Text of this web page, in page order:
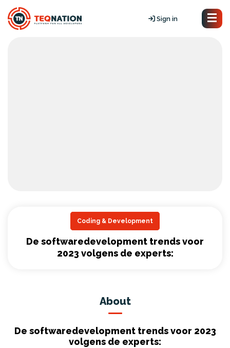
Sign in
Coding & Development
De softwaredevelopment trends voor
2023 volgens de experts:
About
De softwaredevelopment trends voor 2023
volgens de experts: